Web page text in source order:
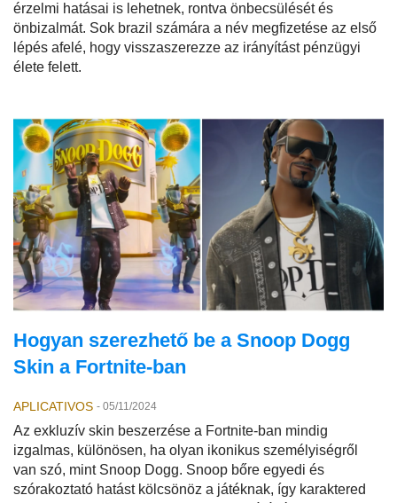
érzelmi hatásai is lehetnek, rontva önbecsülését és
önbizalmát. Sok brazil számára a név megfizetése az első
lépés afelé, hogy visszaszerezze az irányítást pénzügyi
élete felett.
Hogyan szerezhető be a Snoop Dogg
Skin a Fortnite-ban
APLICATIVOS - 05/11/2024
Az exkluzív skin beszerzése a Fortnite-ban mindig
izgalmas, különösen, ha olyan ikonikus személyiségről
van szó, mint Snoop Dogg. Snoop bőre egyedi és
szórakoztató hatást kölcsönöz a játéknak, így karaktered